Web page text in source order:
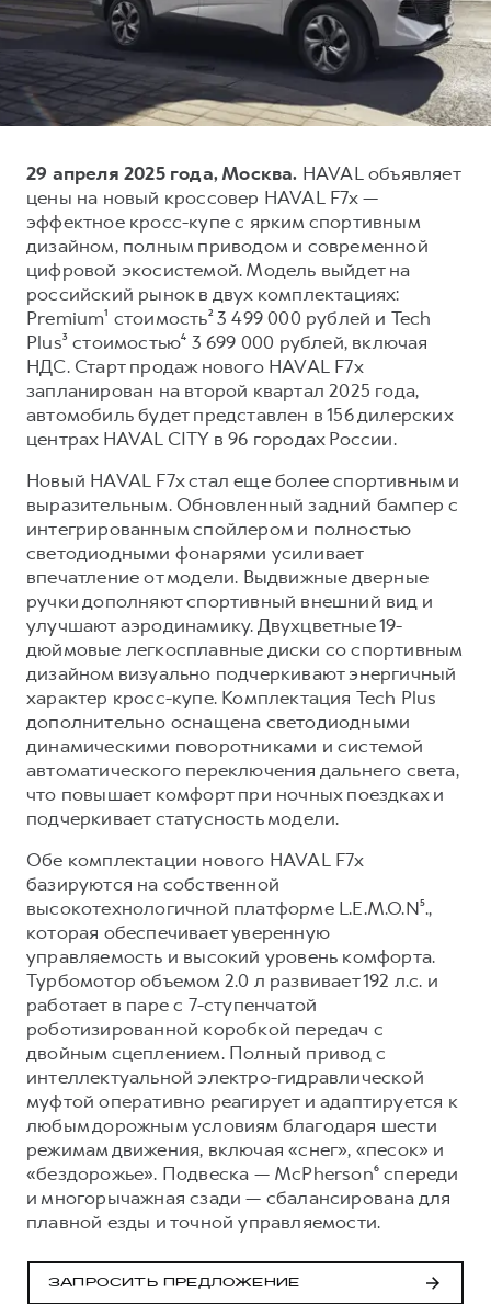
DARGO
от 3 199 000 ₽ от 3 499 000 ₽
от 2 899 000 ₽
F7X
POER
Тест-драйв
Трейд-ин
Кредитный калькулятор
Страхование
Кредит
КОРПОРАТИВНЫМ КЛИЕНТАМ
Для малого бизнеса
Корпоративным клиентам
Крупным корпоративным клиентам
Сервис для корпоративных клиентов
HAVAL Лизинг
АКСЕССУАРЫ HAVAL
Автомобильные аксессуары
Коллекция CITY
Коллекция Базовая
Коллекция Детская
СЕРВИСНОЕ ОБСЛУЖИВАНИЕ
Нулевое ТО
Программа «Помощь на дороге»
Электронный ПТС
ПОДДЕРЖКА
GWM Безопасность
Гарантия HAVAL
Мобильное приложение GWM
Программа «HAVAL Защита+»
Руководства по эксплуатации
АКСЕССУАРЫ HAVAL
Автомобильные аксессуары
Коллекция CITY
Коллекция Базовая
Коллекция Детская
О дилере
Наша команда
Контакты
29 апреля 2025 года, Москва. HAVAL объявляет
цены на новый кроссовер HAVAL F7x —
эффектное кросс-купе с ярким спортивным
дизайном, полным приводом и современной
цифровой экосистемой. Модель выйдет на
российский рынок в двух комплектациях:
Premium¹ стоимость² 3 499 000 рублей и Tech
Plus³ стоимостью⁴ 3 699 000 рублей, включая
НДС. Старт продаж нового HAVAL F7x
запланирован на второй квартал 2025 года,
автомобиль будет представлен в 156 дилерских
центрах HAVAL CITY в 96 городах России.
Новый HAVAL F7x стал еще более спортивным и
выразительным. Обновленный задний бампер с
интегрированным спойлером и полностью
светодиодными фонарями усиливает
впечатление от модели. Выдвижные дверные
ручки дополняют спортивный внешний вид и
улучшают аэродинамику. Двухцветные 19-
дюймовые легкосплавные диски со спортивным
дизайном визуально подчеркивают энергичный
характер кросс-купе. Комплектация Tech Plus
дополнительно оснащена светодиодными
динамическими поворотниками и системой
автоматического переключения дальнего света,
что повышает комфорт при ночных поездках и
подчеркивает статусность модели.
Обе комплектации нового HAVAL F7x
базируются на собственной
высокотехнологичной платформе L.E.M.O.N⁵.,
которая обеспечивает уверенную
управляемость и высокий уровень комфорта.
Турбомотор объемом 2.0 л развивает 192 л.с. и
работает в паре с 7-ступенчатой
роботизированной коробкой передач с
двойным сцеплением. Полный привод с
интеллектуальной электро-гидравлической
муфтой оперативно реагирует и адаптируется к
любым дорожным условиям благодаря шести
режимам движения, включая «снег», «песок» и
«бездорожье». Подвеска — McPherson⁶ спереди
и многорычажная сзади — сбалансирована для
плавной езды и точной управляемости.
ЗАПРОСИТЬ ПРЕДЛОЖЕНИЕ